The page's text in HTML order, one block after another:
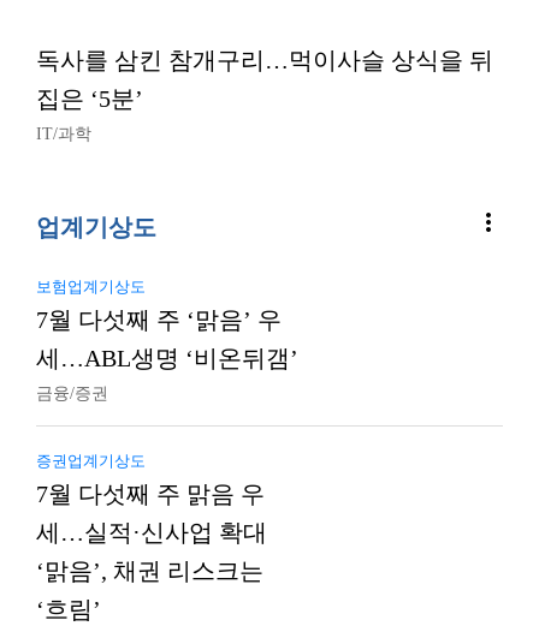
독사를 삼킨 참개구리…먹이사슬 상식을 뒤
집은 ‘5분’
IT/과학
업계기상도 more_vert
보험업계기상도
7월 다섯째 주 ‘맑음’ 우
세…ABL생명 ‘비온뒤갬’
금융/증권
증권업계기상도
7월 다섯째 주 맑음 우
세…실적·신사업 확대
‘맑음’, 채권 리스크는
‘흐림’